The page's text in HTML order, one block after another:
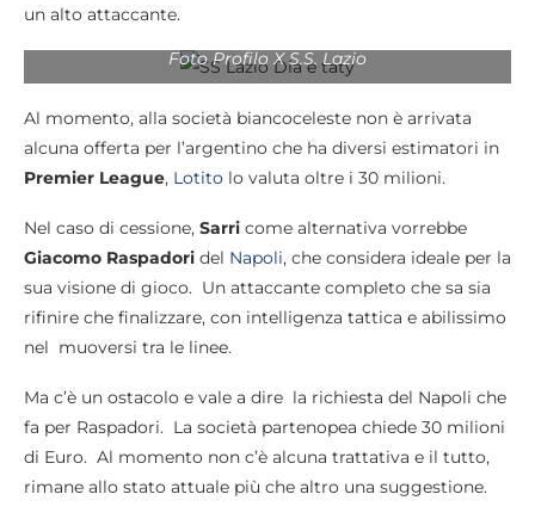
un alto attaccante.
Foto Profilo X S.S. Lazio
Al momento, alla società biancoceleste non è arrivata
alcuna offerta per l’argentino che ha diversi estimatori in
Premier League, Lotito lo valuta oltre i 30 milioni.
Nel caso di cessione, Sarri come alternativa vorrebbe
Giacomo Raspadori del Napoli, che considera ideale per la
sua visione di gioco. Un attaccante completo che sa sia
rifinire che finalizzare, con intelligenza tattica e abilissimo
nel muoversi tra le linee.
Ma c’è un ostacolo e vale a dire la richiesta del Napoli che
fa per Raspadori. La società partenopea chiede 30 milioni
di Euro. Al momento non c’è alcuna trattativa e il tutto,
rimane allo stato attuale più che altro una suggestione.